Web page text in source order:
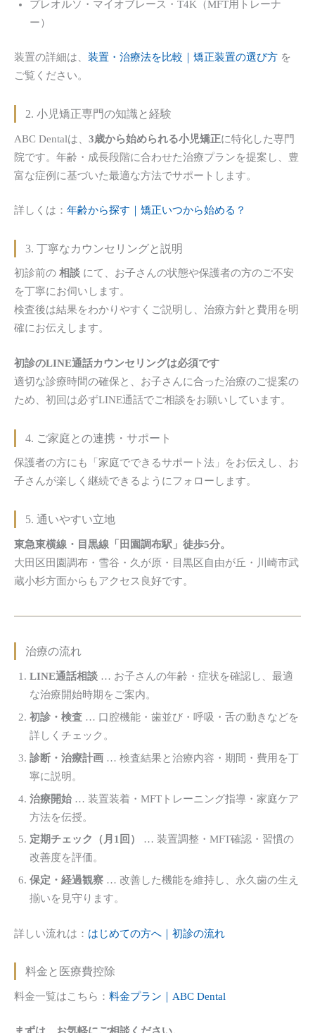
プレオルソ・マイオブレース・T4K（MFT用トレーナ
ー）
装置の詳細は、 装置・治療法を比較｜矯正装置の選び方 を
ご覧ください。
2. 小児矯正専門の知識と経験
ABC Dentalは、 3歳から始められる小児矯正に特化した専門
院です。年齢・成長段階に合わせた治療プランを提案し、豊
富な症例に基づいた最適な方法でサポートします。
詳しくは： 年齢から探す｜矯正いつから始める？
3. 丁寧なカウンセリングと説明
初診前の 相談 にて、お子さんの状態や保護者の方のご不安
を丁寧にお伺いします。
検査後は結果をわかりやすくご説明し、治療方針と費用を明
確にお伝えします。
初診のLINE通話カウンセリングは必須です
適切な診療時間の確保と、お子さんに合った治療のご提案の
ため、初回は必ずLINE通話でご相談をお願いしています。
4. ご家庭との連携・サポート
保護者の方にも「家庭でできるサポート法」をお伝えし、お
子さんが楽しく継続できるようにフォローします。
5. 通いやすい立地
東急東横線・目黒線「田園調布駅」徒歩5分。
大田区田園調布・雪谷・久が原・目黒区自由が丘・川崎市武
蔵小杉方面からもアクセス良好です。
治療の流れ
LINE通話相談… お子さんの年齢・症状を確認し、最適
な治療開始時期をご案内。
初診・検査… 口腔機能・歯並び・呼吸・舌の動きなどを
詳しくチェック。
診断・治療計画… 検査結果と治療内容・期間・費用を丁
寧に説明。
治療開始… 装置装着・MFTトレーニング指導・家庭ケア
方法を伝授。
定期チェック（月1回）
… 装置調整・MFT確認・習慣の
改善度を評価。
保定・経過観察… 改善した機能を維持し、永久歯の生え
揃いを見守ります。
詳しい流れは： はじめての方へ｜初診の流れ
料金と医療費控除
料金一覧はこちら： 料金プラン｜ABC Dental